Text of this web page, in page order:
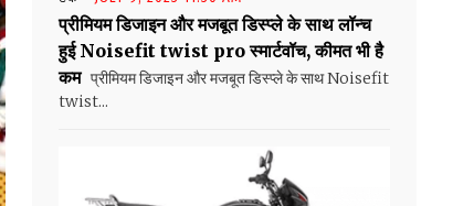
प्रीमियम डिजाइन और मजबूत डिस्प्ले के साथ लॉन्च
हुई Noisefit twist pro स्मार्टवॉच, कीमत भी है
कम प्रीमियम डिजाइन और मजबूत डिस्प्ले के साथ Noisefit
twist...